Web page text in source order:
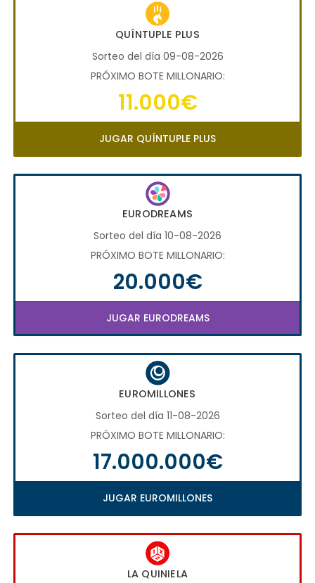
QUÍNTUPLE PLUS
Sorteo del día 09-08-2026
PRÓXIMO BOTE MILLONARIO:
11.000€
JUGAR QUÍNTUPLE PLUS
EURODREAMS
Sorteo del día 10-08-2026
PRÓXIMO BOTE MILLONARIO:
20.000€
JUGAR EURODREAMS
EUROMILLONES
Sorteo del día 11-08-2026
PRÓXIMO BOTE MILLONARIO:
17.000.000€
JUGAR EUROMILLONES
LA QUINIELA